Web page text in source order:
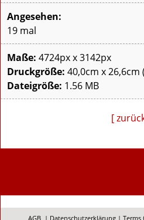
Angesehen:
19 mal
Maße: 4724px x 3142px
Druckgröße: 40,0cm x 26,6cm
Dateigröße: 1.56 MB
[
AGB | Datenschutzerklärung| Terms